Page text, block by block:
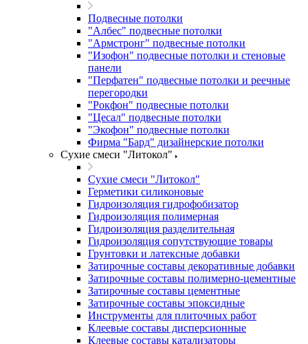
Подвесные потолки
"Албес" подвесные потолки
"Армстронг" подвесные потолки
"Изофон" подвесные потолки и стеновые
панели
"Перфатен" подвесные потолки и реечные
перегородки
"Рокфон" подвесные потолки
"Цесал" подвесные потолки
"Экофон" подвесные потолки
Фирма "Бард" дизайнерские потолки
Сухие смеси "Литокол"
Сухие смеси "Литокол"
Герметики силиконовые
Гидроизоляция гидрофобизатор
Гидроизоляция полимерная
Гидроизоляция разделительная
Гидроизоляция сопутствующие товары
Грунтовки и латексные добавки
Затирочные составы декоративные добавки
Затирочные составы полимерно-цементные
Затирочные составы цементные
Затирочные составы эпоксидные
Инструменты для плиточных работ
Клеевые составы дисперсионные
Клеевые составы катализаторы